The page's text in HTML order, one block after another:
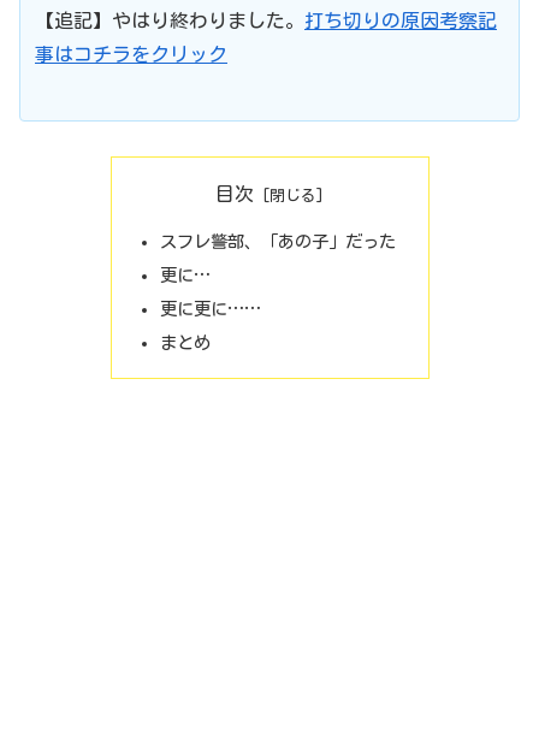
【追記】やはり終わりました。 打ち切りの原因考察記
事はコチラをクリック
目次
スフレ警部、「あの子」だった
更に…
更に更に……
まとめ